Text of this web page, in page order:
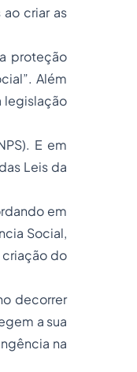
criar as
proteção
Além
legislação
E em
Leis da
em
Social,
criação do
decorrer
a sua
na